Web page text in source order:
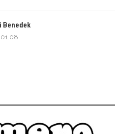
Benedek